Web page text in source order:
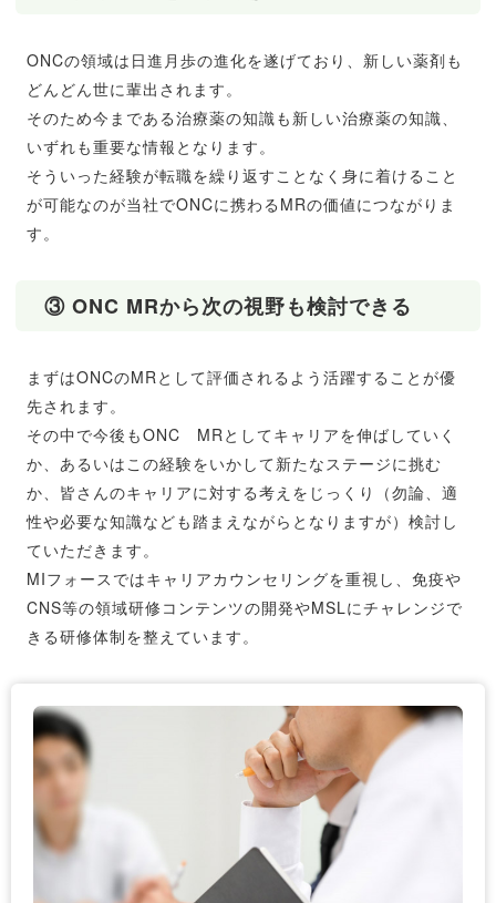
ONCの領域は日進月歩の進化を遂げており、新しい薬剤も
どんどん世に輩出されます。
そのため今まである治療薬の知識も新しい治療薬の知識、
いずれも重要な情報となります。
そういった経験が転職を繰り返すことなく身に着けること
が可能なのが当社でONCに携わるMRの価値につながりま
す。
③ ONC MRから次の視野も検討できる
まずはONCのMRとして評価されるよう活躍することが優
先されます。
その中で今後もONC MRとしてキャリアを伸ばしていく
か、あるいはこの経験をいかして新たなステージに挑む
か、皆さんのキャリアに対する考えをじっくり（勿論、適
性や必要な知識なども踏まえながらとなりますが）検討し
ていただきます。
MIフォースではキャリアカウンセリングを重視し、免疫や
CNS等の領域研修コンテンツの開発やMSLにチャレンジで
きる研修体制を整えています。